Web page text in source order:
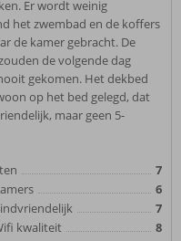
Er wordt weinig
het zwembad en de koffers
de kamer gebracht. De
de volgende dag
gekomen. Het dekbed
op het bed gelegd, dat
maar geen 5-
7
6
7
kwaliteit
8